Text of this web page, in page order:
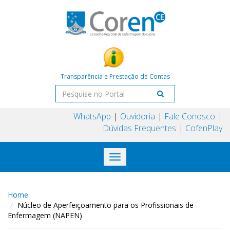
Transparência e Prestação de Contas
WhatsApp Ouvidoria
Fale Conosco
Dúvidas Frequentes
CofenPlay
Toggle
navigation
Home
Núcleo de Aperfeiçoamento para os Profissionais de
Enfermagem (NAPEN)